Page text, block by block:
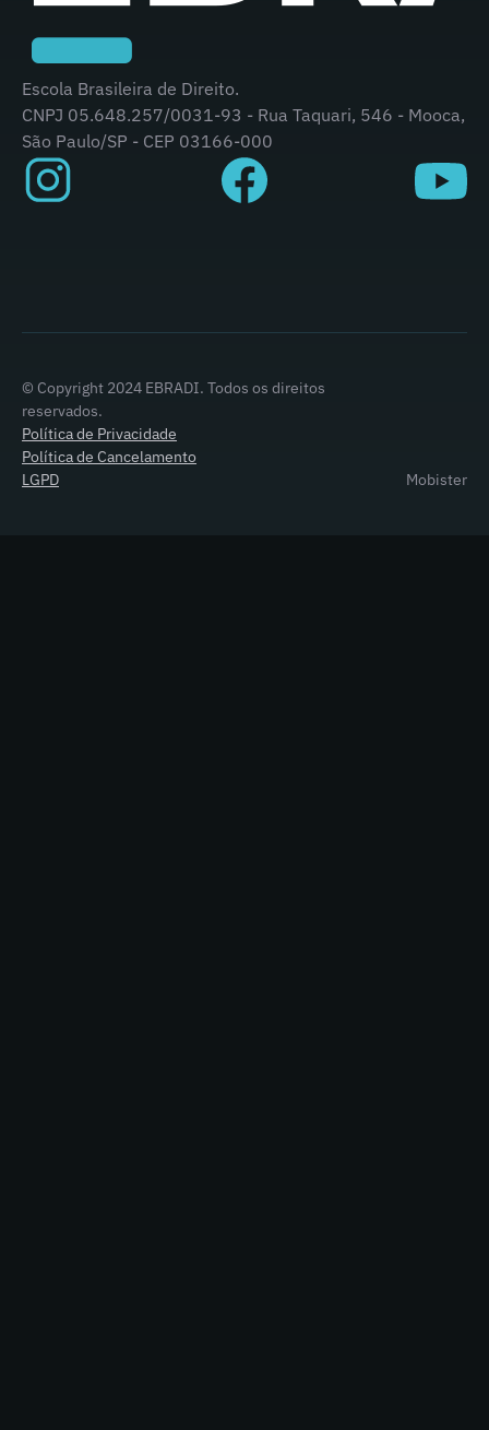
Escola Brasileira de Direito.
CNPJ 05.648.257/0031-93 - Rua Taquari, 546 - Mooca,
São Paulo/SP - CEP 03166-000
© Copyright 2024 EBRADI. Todos os direitos
reservados.
Política de Privacidade
Política de Cancelamento
LGPD
Mobister